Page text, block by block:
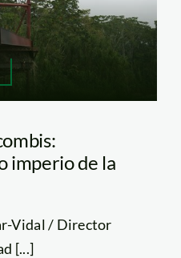
imperio de la
Vidal / Director
[...]